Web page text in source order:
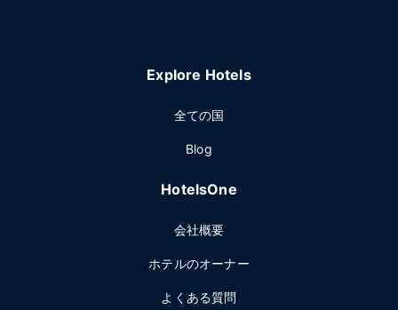
Explore Hotels
全ての国
Blog
HotelsOne
会社概要
ホテルのオーナー
よくある質問